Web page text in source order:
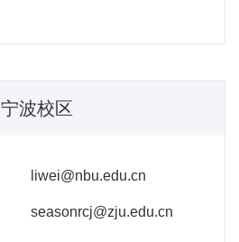
宁波校区
liwei@nbu.edu.cn
seasonrcj@zju.edu.cn